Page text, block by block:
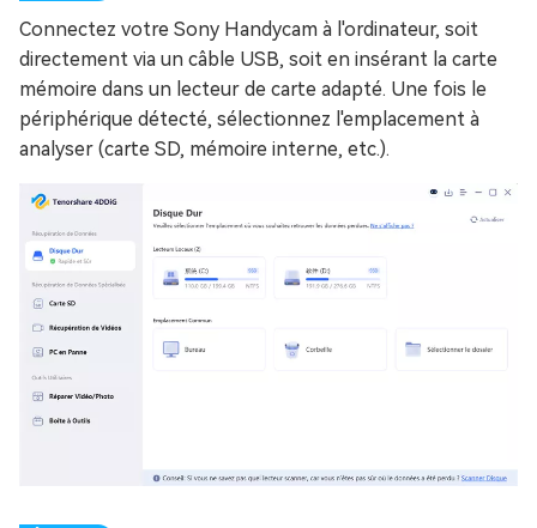
Connectez votre Sony Handycam à l'ordinateur, soit
directement via un câble USB, soit en insérant la carte
mémoire dans un lecteur de carte adapté. Une fois le
périphérique détecté, sélectionnez l'emplacement à
analyser (carte SD, mémoire interne, etc.).